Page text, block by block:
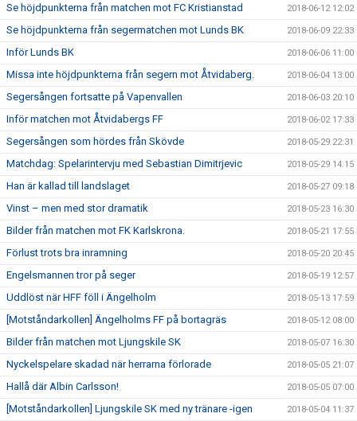
Se höjdpunkterna från matchen mot FC Kristianstad 2018-06-12 12:02
Se höjdpunkterna från segermatchen mot Lunds BK 2018-06-09 22:33
Inför Lunds BK 2018-06-06 11:00
Missa inte höjdpunkterna från segern mot Åtvidaberg. 2018-06-04 13:00
Segersången fortsatte på Vapenvallen 2018-06-03 20:10
Inför matchen mot Åtvidabergs FF 2018-06-02 17:33
Segersången som hördes från Skövde 2018-05-29 22:31
Matchdag: Spelarintervju med Sebastian Dimitrjevic 2018-05-29 14:15
Han är kallad till landslaget 2018-05-27 09:18
Vinst – men med stor dramatik 2018-05-23 16:30
Bilder från matchen mot FK Karlskrona. 2018-05-21 17:55
Förlust trots bra inramning 2018-05-20 20:45
Engelsmannen tror på seger 2018-05-19 12:57
Uddlöst när HFF föll i Ängelholm 2018-05-13 17:59
[Motståndarkollen] Ängelholms FF på bortagräs 2018-05-12 08:00
Bilder från matchen mot Ljungskile SK 2018-05-07 16:30
Nyckelspelare skadad när herrarna förlorade 2018-05-05 21:07
Hallå där Albin Carlsson! 2018-05-05 07:00
[Motståndarkollen] Ljungskile SK med ny tränare -igen 2018-05-04 11:37